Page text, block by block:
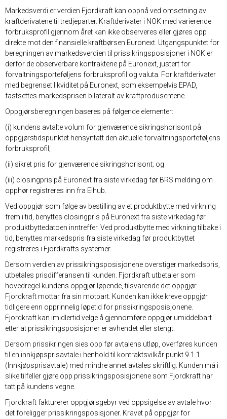
Markedsverdi er verdien Fjordkraft kan oppnå ved omsetning av
kraftderivatene til tredjeparter. Kraftderivater i NOK med varierende
forbruksprofil gjennom året kan ikke observeres eller gjøres opp
direkte mot den finansielle kraftbørsen Euronext. Utgangspunktet for
beregningen av markedsverdien til prissikringsposisjoner i NOK er
derfor de observerbare kontraktene på Euronext, justert for
forvaltningsporteføljens forbruksprofil og valuta. For kraftderivater
med begrenset likviditet på Euronext, som eksempelvis EPAD,
fastsettes markedsprisen bilateralt av kraftprodusentene.
Oppgjørsberegningen baseres på følgende elementer:
(i) kundens avtalte volum for gjenværende sikringshorisont på
oppgjørstidspunktet hensyntatt den aktuelle forvaltningsporteføljens
forbruksprofil;
(ii) sikret pris for gjenværende sikringshorisont; og
(iii) closingpris på Euronext fra siste virkedag før BRS melding om
opphør registreres inn fra Elhub.
Ved oppgjør som følge av bestilling av et produktbytte med virkning
frem i tid, benyttes closingpris på Euronext fra siste virkedag før
produktbyttedatoen inntreffer. Ved produktbytte med virkning tilbake i
tid, benyttes markedspris fra siste virkedag før produktbyttet
registreres i Fjordkrafts systemer.
Dersom verdien av prissikringsposisjonene overstiger markedspris,
utbetales prisdifferansen til kunden. Fjordkraft utbetaler som
hovedregel kundens oppgjør løpende, tilsvarende det oppgjør
Fjordkraft mottar fra sin motpart. Kunden kan ikke kreve oppgjør
tidligere enn opprinnelig løpetid for prissikringsposisjonene.
Fjordkraft kan imidlertid velge å gjennomføre oppgjør umiddelbart
etter at prissikringsposisjoner er avhendet eller stengt.
Dersom prissikringen sies opp før avtalens utløp, overføres kunden
til en innkjøpsprisavtale i henhold til kontraktsvilkår punkt 9.1.1
(Innkjøpsprisavtale) med mindre annet avtales skriftlig. Kunden må i
slike tilfeller gjøre opp prissikringsposisjonene som Fjordkraft har
tatt på kundens vegne.
Fjordkraft fakturerer oppgjørsgebyr ved oppsigelse av avtale hvor
det foreligger prissikringsposisjoner. Kravet på oppgjør for